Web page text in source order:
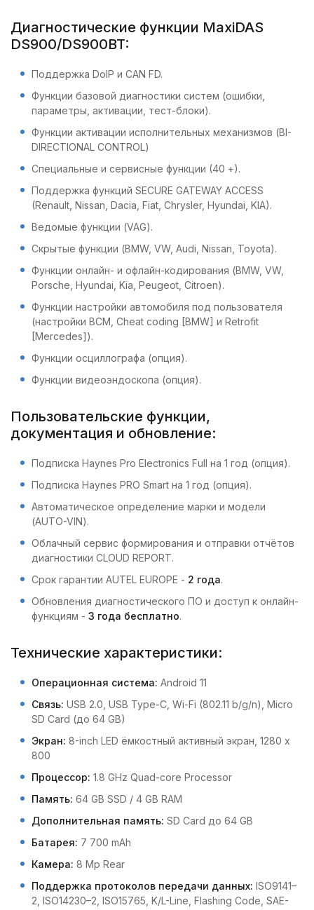
Диагностические функции MaxiDAS
DS900/DS900BT:
Поддержка DoIP и CAN FD.
Функции базовой диагностики систем (ошибки,
параметры, активации, тест-блоки).
Функции активации исполнительных механизмов (BI-
DIRECTIONAL CONTROL)
Специальные и сервисные функции (40 +).
Поддержка функций SECURE GATEWAY ACCESS
(Renault, Nissan, Dacia, Fiat, Chrysler, Hyundai, KIA).
Ведомые функции (VAG).
Скрытые функции (BMW, VW, Audi, Nissan, Toyota).
Функции онлайн- и офлайн-кодирования (BMW, VW,
Porsche, Hyundai, Kia, Peugeot, Citroen).
Функции настройки автомобиля под пользователя
(настройки BCM, Cheat coding [BMW] и Retrofit
[Mercedes]).
Функции осциллографа (опция).
Функции видеоэндоскопа (опция).
Пользовательские функции,
документация и обновление:
Подписка Haynes Pro Electronics Full на 1 год (опция).
Подписка Haynes PRO Smart на 1 год (опция).
Автоматическое определение марки и модели
(AUTO-VIN).
Облачный сервис формирования и отправки отчётов
диагностики CLOUD REPORT.
Срок гарантии AUTEL EUROPE - 2 года.
Обновления диагностического ПО и доступ к онлайн-
функциям - 3 года бесплатно.
Технические характеристики:
Операционная система: Android 11
Связь: USB 2.0, USB Type-C, Wi-Fi (802.11 b/g/n), Micro
SD Card (до 64 GB)
Экран: 8-inch LED ёмкостный активный экран, 1280 x
800
Процессор: 1.8 GHz Quad-core Processor
Память: 64 GB SSD / 4 GB RAM
Дополнительная память: SD Card до 64 GB
Батарея: 7 700 mAh
Камера: 8 Mp Rear
Поддержка протоколов передачи данных: ISO9141–
2, ISO14230–2, ISO15765, K/L-Line, Flashing Code, SAE-